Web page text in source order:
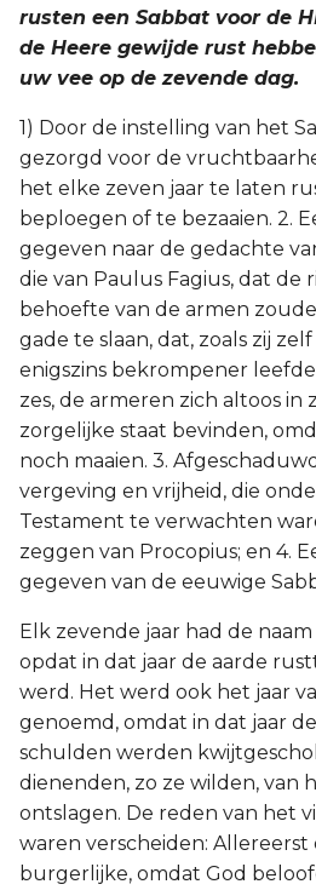
1 Petrus
1 Johannes
2 Johannes
3 Johannes
Judas
Openbaring
rusten een Sabbat voor de
de Heere gewijde rust
uw vee op de zevende dag.
1) Door de instelling van het
gezorgd voor de
het elke zeven jaar te laten
beploegen of te bezaaien. 2.
gegeven naar de gedachte
die van Paulus Fagius, dat de
behoefte van de armen
gade te slaan, dat, zoals zij
enigszins bekrompener
zes, de armeren zich altoos in
zorgelijke staat bevinden,
noch maaien. 3.
vergeving en vrijheid, die
Testament te verwachten
zeggen van Procopius; en 4.
gegeven van de eeuwige
Elk zevende jaar had de
opdat in dat jaar de aarde
werd. Het werd ook het jaar
genoemd, omdat in dat jaar
schulden werden
dienenden, zo ze wilden, van
ontslagen. De reden van het
waren verscheiden:
burgerlijke, omdat God